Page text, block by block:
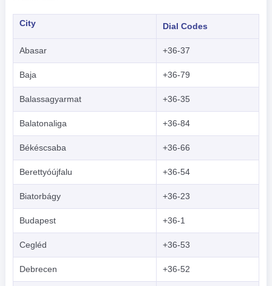
City Dial Codes
Abasar +36-37
Baja +36-79
Balassagyarmat +36-35
Balatonaliga +36-84
Békéscsaba +36-66
Berettyóújfalu +36-54
Biatorbágy +36-23
Budapest +36-1
Cegléd +36-53
Debrecen +36-52